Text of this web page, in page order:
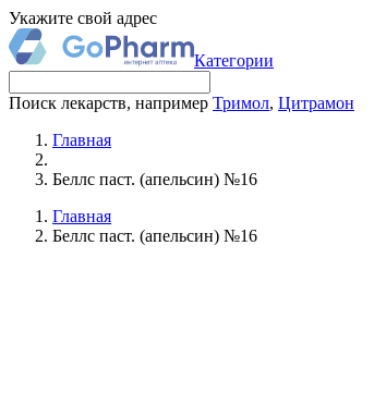
Укажите свой адрес
Категории
Поиск лекарств, например Тримол, Цитрамон
Главная
Беллс паст. (апельсин) №16
Главная
Беллс паст. (апельсин) №16